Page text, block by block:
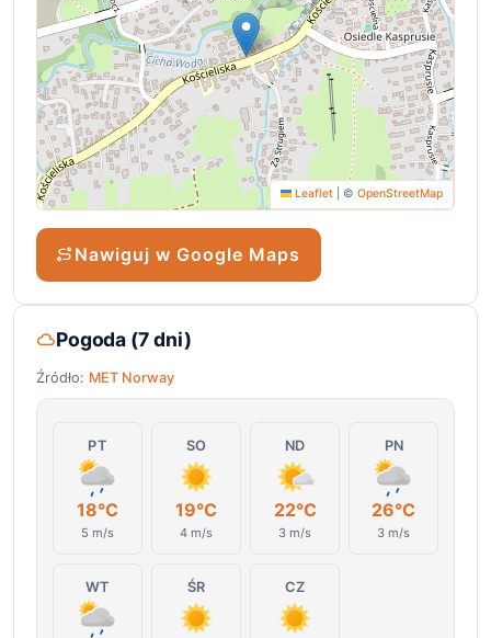
Leaflet ©OpenStreetMap
Nawiguj w Google Maps
Pogoda (7 dni)
Źródło: MET Norway
PT
18°C
5 m/s
SO
19°C
4 m/s
ND
22°C
3 m/s
PN
26°C
3 m/s
WT ŚR CZ